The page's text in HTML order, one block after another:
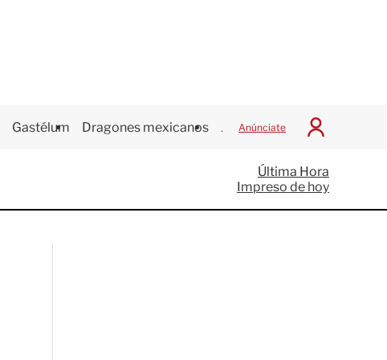
Gastélum Dragones mexicanos Juegos Centroamericanos
Anúnciate
I
c
i
a
Última Hora
Impreso de hoy